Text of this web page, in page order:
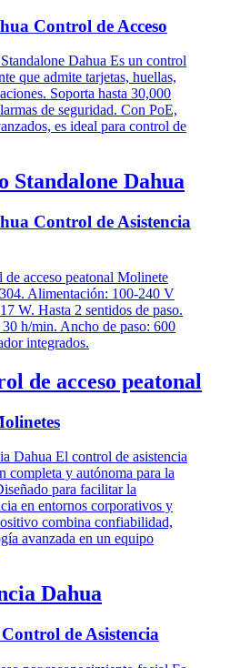
Control de Acceso
Standalone Dahua
Control de Asistencia
de acceso peatonal
Dahua
de Asistencia